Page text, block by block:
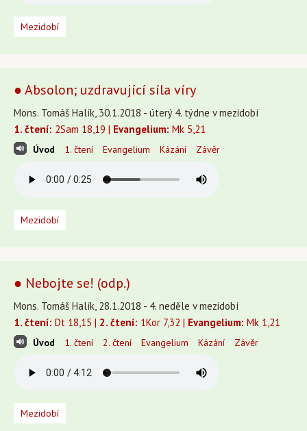
Mezidobí
● Absolon; uzdravující síla víry
Mons. Tomáš Halík, 30.1.2018 - úterý 4. týdne v mezidobí
1. čtení: 2Sam 18,19 | Evangelium: Mk 5,21
Úvod 1. čtení Evangelium Kázání Závěr
Mezidobí
● Nebojte se! (odp.)
Mons. Tomáš Halík, 28.1.2018 - 4. neděle v mezidobí
1. čtení: Dt 18,15 | 2. čtení: 1Kor 7,32 | Evangelium: Mk 1,21
Úvod 1. čtení 2. čtení Evangelium Kázání Závěr
Mezidobí